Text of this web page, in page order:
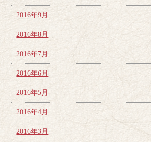
2016年9月
2016年8月
2016年7月
2016年6月
2016年5月
2016年4月
2016年3月